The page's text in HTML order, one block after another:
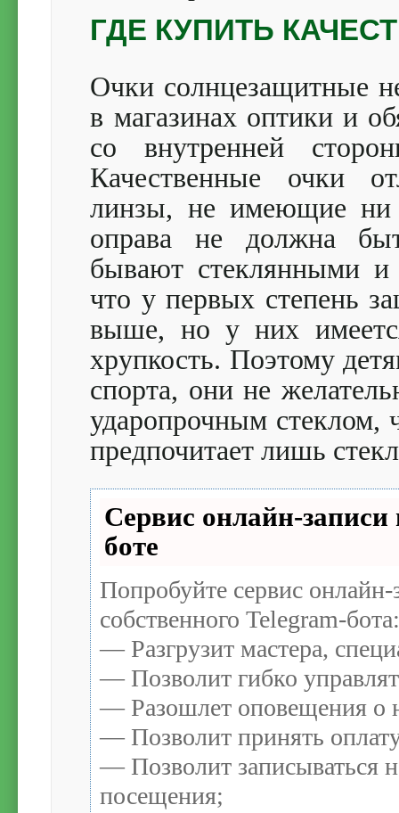
ГДЕ КУПИТЬ
Очки солнцезащитные
в магазинах оптики и
со внутренней
Качественные очки
линзы, не имеющие ни
оправа не должна
бывают стеклянными и
что у первых степень
выше, но у них
хрупкость. Поэтому
спорта, они не
ударопрочным стеклом,
предпочитает лишь
Сервис онлайн-записи
боте
Попробуйте сервис
собственного Telegram-
— Разгрузит мастера,
— Позволит гибко
— Разошлет оповещения о
— Позволит принять
— Позволит записываться
посещения;